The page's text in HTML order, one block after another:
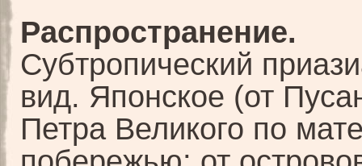
Распространение.
Субтропический
вид. Японское (от
Петра Великого по